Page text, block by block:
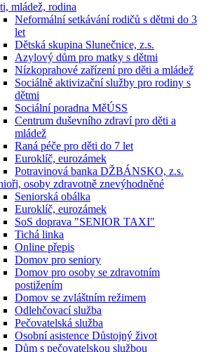
mládež, rodina
Neformální setkávání rodičů s dětmi do 3
let
Dětská skupina Slunečnice, z.s.
Azylový dům pro matky s dětmi
Nízkoprahové zařízení pro děti a mládež
Sociálně aktivizační služby pro rodiny s
dětmi
Sociální poradna MěÚSS
Centrum duševního zdraví pro děti a
mládež
Raná péče pro děti do 7 let
Euroklíč, eurozámek
Potravinová banka DŽBÁNSKO, z.s.
osoby zdravotně znevýhodněné
Seniorská obálka
Euroklíč, eurozámek
SoS doprava "SENIOR TAXI"
Tichá linka
Online přepis
Domov pro seniory
Domov pro osoby se zdravotním
postižením
Domov se zvláštním režimem
Odlehčovací služba
Pečovatelská služba
Osobní asistence Důstojný život
Dům s pečovatelskou službou